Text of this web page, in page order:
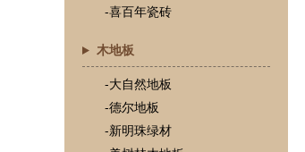
-喜百年瓷砖
木地板
-大自然地板
-德尔地板
-新明珠绿材